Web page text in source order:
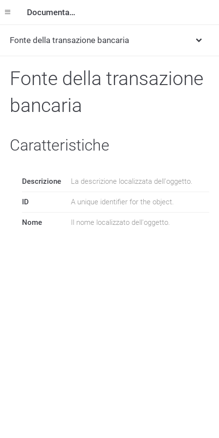
Documentazione
Fonte della transazione bancaria
Fonte della transazione
bancaria
Caratteristiche
Descrizione La descrizione localizzata dell'oggetto.
ID A unique identifier for the object.
Nome Il nome localizzato dell'oggetto.